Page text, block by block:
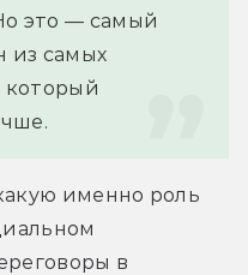
это — самый
из самых
именно роль
в